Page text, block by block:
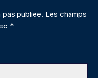
pas publiée. Les champs
*